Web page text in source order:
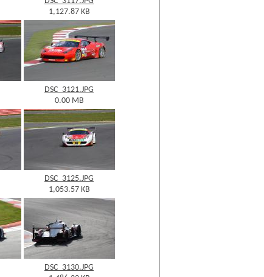
1,127.87 KB
DSC_3121.JPG
0.00 MB
DSC_3125.JPG
1,053.57 KB
DSC_3130.JPG